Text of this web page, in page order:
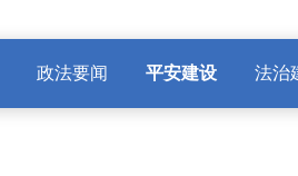
政法要闻 平安建设 法治